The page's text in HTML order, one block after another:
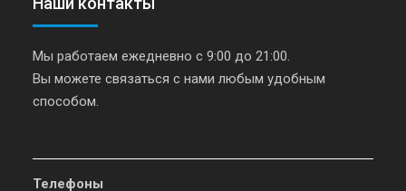
Мы работаем ежедневно с 9:00 до 21:00.
Вы можете связаться с нами любым удобным
способом.
Телефоны